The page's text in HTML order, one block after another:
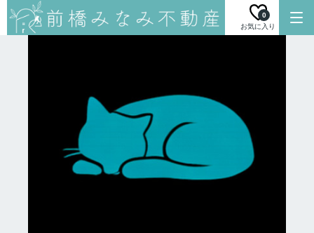
お気に入り
0